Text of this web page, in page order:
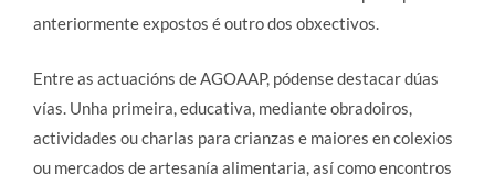
anteriormente expostos é outro dos obxectivos.
Entre as actuacións de AGOAAP, pódense destacar dúas
vías. Unha primeira, educativa, mediante obradoiros,
actividades ou charlas para crianzas e maiores en colexios
ou mercados de artesanía alimentaria, así como encontros